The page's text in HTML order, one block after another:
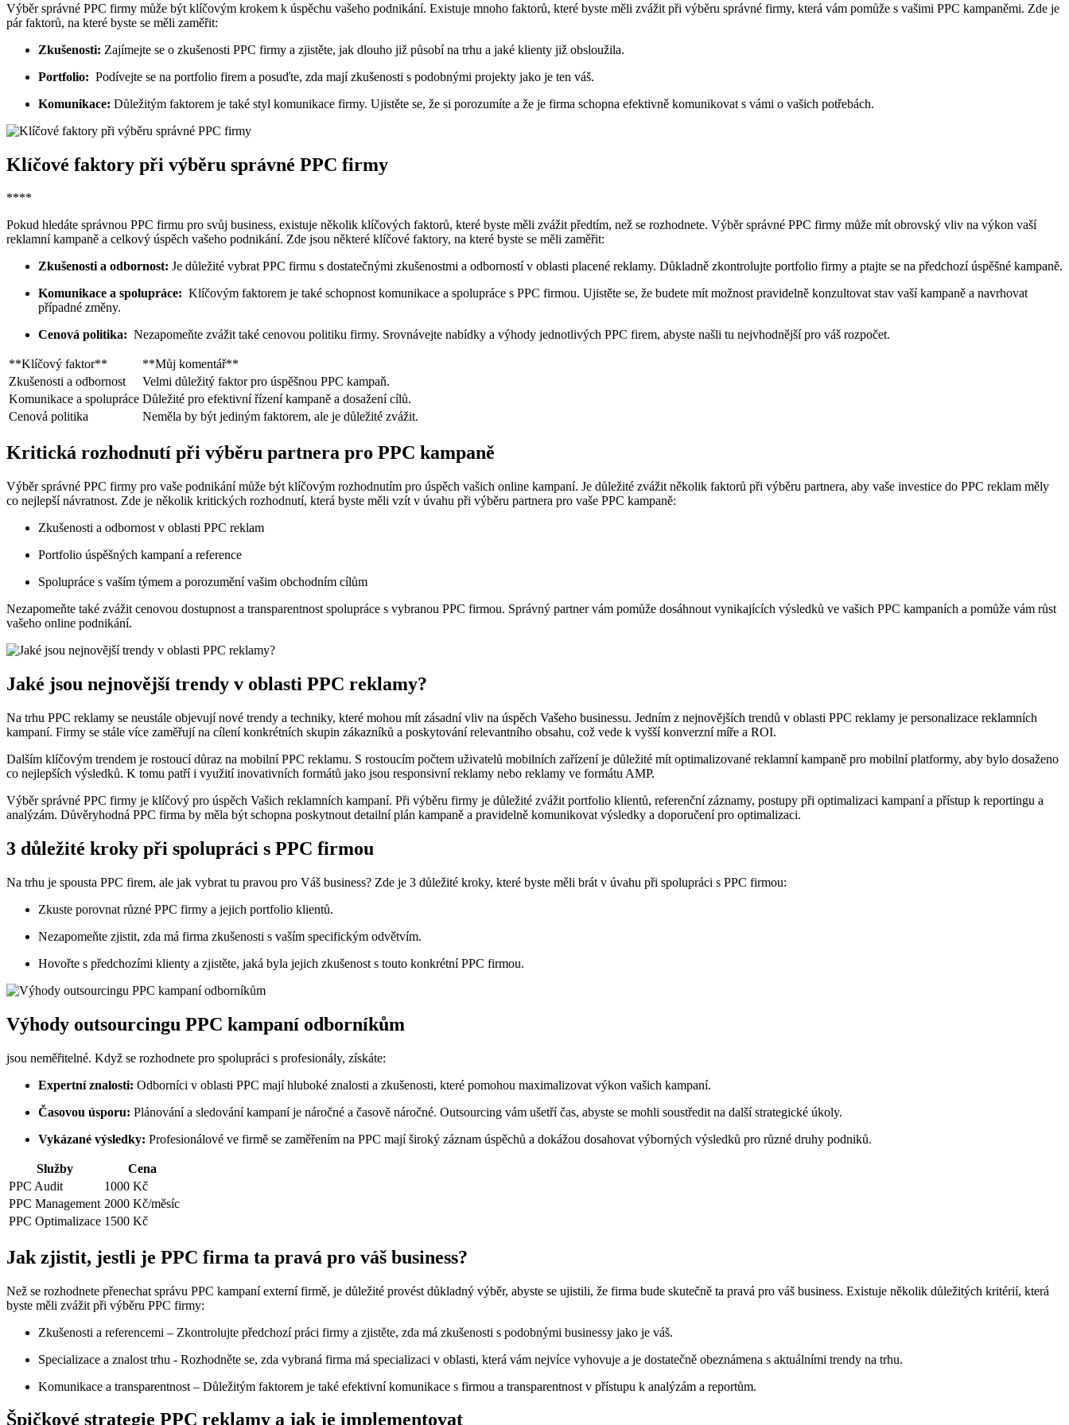
Výběr správné PPC firmy může být⁢ klíčovým krokem k úspěchu vašeho podnikání. Existuje ⁢mnoho faktorů, které byste měli‍ zvážit při výběru správné firmy, ⁤která ⁢vám ‌pomůže s ⁢vašimi PPC kampaněmi. Zde je
pár faktorů, na které byste‍ se měli zaměřit:
Zkušenosti: Zajímejte se o​ zkušenosti PPC firmy a zjistěte, jak dlouho již působí na trhu a jaké klienty již obsloužila.
Portfolio: ⁢ Podívejte se na portfolio firem ‍a posuďte, zda mají zkušenosti s podobnými projekty‌ jako je ten‍ váš.
Komunikace: ​Důležitým faktorem je⁢ také styl ‍komunikace firmy. Ujistěte se,⁣ že si​ porozumíte⁣ a že je⁤ firma⁢ schopna efektivně komunikovat s vámi o vašich‍ potřebách.
Klíčové faktory při výběru⁢ správné PPC⁣ firmy
****
Pokud⁤ hledáte správnou ‍PPC firmu pro svůj business, existuje několik⁢ klíčových faktorů, které byste měli zvážit předtím, než se rozhodnete. Výběr správné PPC firmy může‍ mít obrovský vliv na výkon ⁤vaší
reklamní kampaně‌ a celkový úspěch vašeho podnikání. Zde jsou některé klíčové faktory, na které byste ⁤se ‌měli zaměřit:
Zkušenosti a odbornost: Je důležité vybrat‌ PPC firmu⁣ s⁣ dostatečnými zkušenostmi ‌a odborností v oblasti placené reklamy. ​Důkladně zkontrolujte portfolio firmy ⁣a ptajte se ‍na předchozí⁤ úspěšné kampaně.
Komunikace a spolupráce: ‍ Klíčovým ‍faktorem ​je také schopnost komunikace a spolupráce s PPC⁣ firmou. Ujistěte⁣ se, že ‌budete mít ⁤možnost pravidelně konzultovat stav ‌vaší kampaně a‌ navrhovat
‌případné změny.
Cenová politika: ⁣ Nezapomeňte zvážit také cenovou⁣ politiku firmy. Srovnávejte nabídky‌ a ​výhody ​jednotlivých PPC ⁤firem, abyste ​našli tu nejvhodnější ⁤pro váš rozpočet.
**Klíčový faktor**
**Můj komentář**
Zkušenosti a odbornost
Velmi důležitý faktor pro úspěšnou ⁢PPC ‌kampaň.
Komunikace a spolupráce Důležité pro efektivní řízení kampaně⁤ a ⁢dosažení cílů.
Cenová ⁢politika
Neměla by být jediným⁣ faktorem, ale je důležité zvážit.
Kritická rozhodnutí při ‍výběru partnera pro PPC kampaně
Výběr správné⁣ PPC ⁤firmy ​pro vaše podnikání může být klíčovým rozhodnutím pro úspěch vašich online​ kampaní. Je důležité ⁢zvážit několik faktorů při ​výběru partnera, aby vaše investice ⁢do PPC reklam měly ​
co nejlepší návratnost. Zde je​ několik‌ kritických rozhodnutí, která byste měli ⁣vzít‍ v úvahu​ při​ výběru partnera pro vaše PPC kampaně:
Zkušenosti a odbornost v ⁢oblasti ⁢PPC⁣ reklam
Portfolio‌ úspěšných kampaní a reference
Spolupráce‍ s vaším ⁤týmem‌ a‌ porozumění vašim obchodním cílům
Nezapomeňte⁢ také zvážit cenovou dostupnost a transparentnost ⁣spolupráce s vybranou ​PPC firmou. Správný partner vám pomůže dosáhnout vynikajících výsledků ve vašich PPC‌ kampaních a pomůže⁢ vám růst
vašeho online ‍podnikání.
Jaké jsou ‍nejnovější‌ trendy​ v oblasti PPC⁤ reklamy?
Na trhu PPC reklamy se neustále‍ objevují nové trendy a⁣ techniky, které mohou‌ mít zásadní⁢ vliv na úspěch ⁢Vašeho ‍businessu. Jedním z⁣ nejnovějších trendů v oblasti ⁣PPC reklamy je ⁢personalizace reklamních ​
kampaní. Firmy ‍se stále více zaměřují na cílení konkrétních skupin zákazníků a‍ poskytování‍ relevantního obsahu, ‍což vede k ‌vyšší konverzní míře a ROI.
Dalším klíčovým​ trendem je rostoucí důraz ‍na mobilní PPC reklamu. S ‍rostoucím ⁢počtem uživatelů ‍mobilních zařízení je​ důležité mít optimalizované⁤ reklamní kampaně pro mobilní platformy, ⁣aby⁤ bylo dosaženo
co ‍nejlepších výsledků. K tomu patří i využití inovativních formátů jako‌ jsou responsivní​ reklamy nebo reklamy ve formátu AMP.
Výběr správné PPC firmy ‍je‌ klíčový pro⁢ úspěch Vašich ​reklamních kampaní. Při výběru firmy ‌je důležité zvážit portfolio⁤ klientů, referenční ​záznamy, postupy při optimalizaci kampaní a přístup⁣ k reportingu a
analýzám.‍ Důvěryhodná PPC ​firma by​ měla být schopna poskytnout detailní plán kampaně a pravidelně komunikovat výsledky a doporučení pro ⁤optimalizaci.
3 důležité kroky při​ spolupráci s PPC firmou
Na trhu je spousta PPC firem, ⁤ale jak vybrat tu pravou pro⁣ Váš⁣ business? Zde je ⁤3 důležité kroky, které byste měli brát v úvahu při‍ spolupráci s ‍PPC firmou:
Zkuste porovnat různé PPC firmy a jejich portfolio klientů.
Nezapomeňte zjistit, ⁤zda ⁤má firma zkušenosti s vaším specifickým⁤ odvětvím.
Hovořte s předchozími klienty ‌a‍ zjistěte, jaká byla jejich zkušenost ⁢s touto konkrétní PPC firmou.
Výhody ⁣outsourcingu PPC‌ kampaní odborníkům
jsou neměřitelné. Když‍ se rozhodnete pro ⁣spolupráci s profesionály,‍ získáte:
Expertní znalosti: Odborníci v oblasti PPC mají hluboké znalosti ⁤a zkušenosti, které pomohou⁤ maximalizovat‍ výkon vašich kampaní.
Časovou úsporu: Plánování a sledování kampaní je náročné a časově náročné. Outsourcing‌ vám ušetří čas, abyste se mohli‍ soustředit na další strategické⁢ úkoly.
Vykázané​ výsledky: Profesionálové ve firmě se zaměřením na PPC​ mají široký záznam úspěchů a dokážou ‌dosahovat⁣ výborných výsledků pro různé druhy podniků.
Služby
Cena
PPC⁣ Audit
1000 Kč
PPC Management 2000 Kč/měsíc
PPC Optimalizace 1500 Kč
Jak zjistit, jestli je⁣ PPC firma ta pravá ⁤pro váš business?
Než se rozhodnete přenechat správu PPC kampaní ⁢externí firmě, je důležité⁣ provést důkladný výběr, abyste se ujistili, že firma bude skutečně ta‍ pravá pro váš business. Existuje‌ několik důležitých kritérií, která
byste měli zvážit při výběru PPC ‌firmy:
Zkušenosti a referencemi – ‍Zkontrolujte předchozí práci firmy a​ zjistěte, zda má zkušenosti s podobnými businessy jako je váš.
Specializace​ a znalost⁢ trhu -‌ Rozhodněte se, zda vybraná firma⁣ má⁣ specializaci v oblasti, která vám nejvíce vyhovuje ⁢a je dostatečně obeznámena s aktuálními trendy na ⁤trhu.
Komunikace⁣ a transparentnost – Důležitým faktorem je také efektivní komunikace s⁤ firmou a transparentnost v přístupu k analýzám ‍a reportům.
Špičkové strategie PPC ‌reklamy⁤ a jak ‍je implementovat